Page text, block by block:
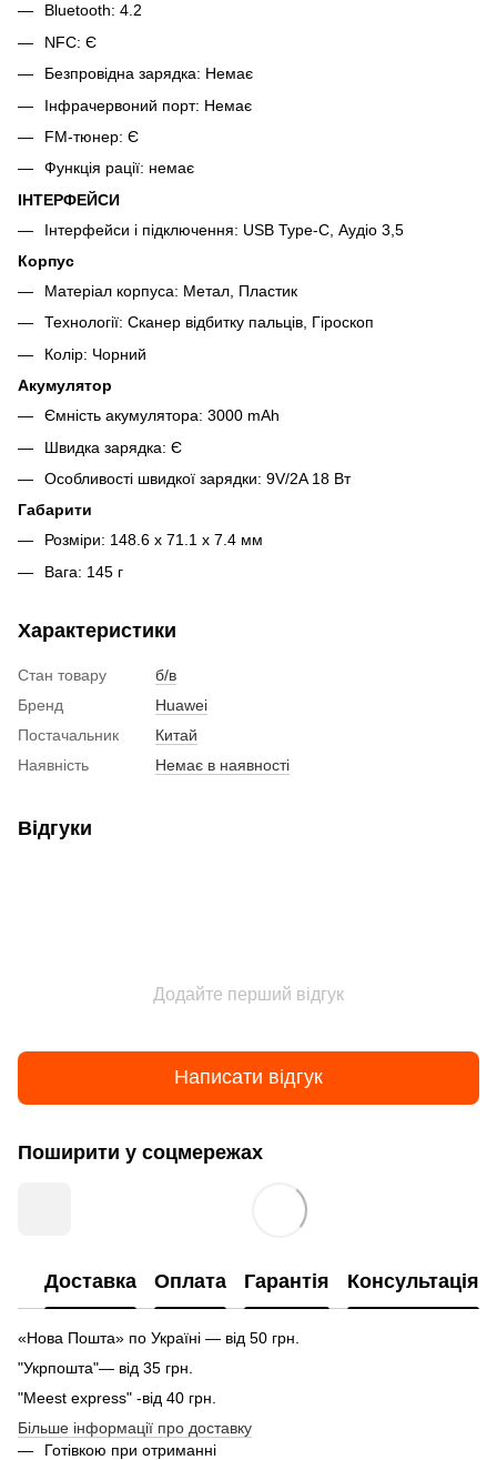
Bluetooth: 4.2
NFC: Є
Безпровідна зарядка: Немає
Інфрачервоний порт: Немає
FM-тюнер: Є
Функція рації: немає
ІНТЕРФЕЙСИ
Інтерфейси і підключення: USB Type-C, Аудіо 3,5
Корпус
Матеріал корпуса: Метал, Пластик
Технології: Сканер відбитку пальців, Гіроскоп
Колір: Чорний
Акумулятор
Ємність акумулятора: 3000 mAh
Швидка зарядка: Є
Особливості швидкої зарядки: 9V/2A 18 Вт
Габарити
Розміри: 148.6 х 71.1 х 7.4 мм
Вага: 145 г
Характеристики
Стан товару
б/в
Бренд
Huawei
Постачальник
Китай
Наявність
Немає в наявності
Відгуки
Додайте перший відгук
Написати відгук
Поширити у соцмережах
Доставка Оплата Гарантія Консультація
«Нова Пошта» по Україні — від 50 грн.
"Укрпошта"— від 35 грн.
"Meest express" -від 40 грн.
Більше інформації про доставку
Готівкою при отриманні